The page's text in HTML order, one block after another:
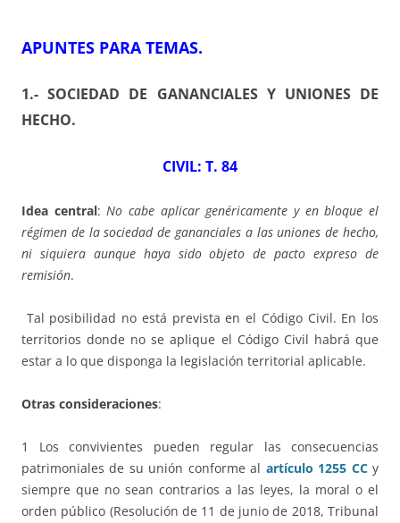
APUNTES PARA TEMAS.
1.- SOCIEDAD DE GANANCIALES Y UNIONES DE
HECHO.
CIVIL: T. 84
Idea central:No cabe aplicar genéricamente y en bloque el
régimen de la sociedad de gananciales a las uniones de hecho,
ni siquiera aunque haya sido objeto de pacto expreso de
remisión.
Tal posibilidad no está prevista en el Código Civil. En los
territorios donde no se aplique el Código Civil habrá que
estar a lo que disponga la legislación territorial aplicable.
Otras consideraciones:
1 Los convivientes pueden regular las consecuencias
patrimoniales de su unión conforme al artículo 1255 CCy
siempre que no sean contrarios a las leyes, la moral o el
orden público (Resolución de 11 de junio de 2018, Tribunal